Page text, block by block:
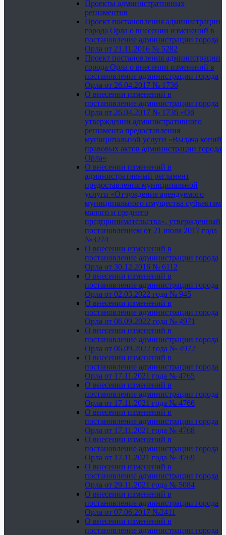
Проекты административных
регламентов
Проект постановления администрации
города Орла о внесении изменений в
постановление администрации города
Орла от 21.11.2016 № 5282
Проект постановления администрации
города Орла о внесении изменений в
постановление администрации города
Орла от 26.04.2017 № 1736
О внесении изменений в
постановление администрации города
Орла от 26.04.2017 № 1736 «Об
утверждении административного
регламента предоставления
муниципальной услуги «Выдача копий
правовых актов администрации города
Орла»
О внесении изменений в
административный регламент
предоставления муниципальной
услуги «Отчуждение арендуемого
муниципального имущества субъектам
малого и среднего
предпринимательства», утвержденный
постановлением от 21 июля 2017 года
№3274
О внесении изменений в
постановление администрации города
Орла от 30.12.2016 № 6112
О внесении изменений в
постановление администрации города
Орла от 02.03.2022 года № 945
О внесении изменений в
постановление администрации города
Орла от 06.09.2022 года № 4971
О внесении изменений в
постановление администрации города
Орла от 06.09.2022 года № 4972
О внесении изменений в
постановление администрации города
Орла от 17.11.2021 года № 4765
О внесении изменений в
постановление администрации города
Орла от 17.11.2021 года № 4766
О внесении изменений в
постановление администрации города
Орла от 17.11.2021 года № 4768
О внесении изменений в
постановление администрации города
Орла от 17.11.2021 года № 4769
О внесении изменений в
постановление администрации города
Орла от 29.11.2021 года № 5084
О внесении изменений в
постановление администрации города
Орла от 07.06.2017 №2411
О внесении изменений в
постановление администрации города